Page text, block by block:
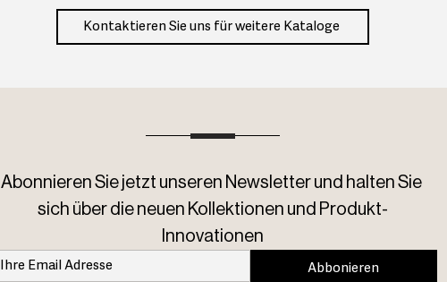
Kontaktieren Sie uns für weitere Kataloge
Abonnieren Sie jetzt unseren Newsletter und halten Sie
sich über die neuen Kollektionen und Produkt-
Innovationen
Abbonieren